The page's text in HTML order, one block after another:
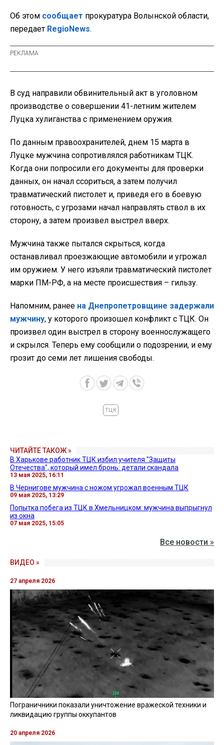
Об этом сообщает прокуратура Волынской области,
передает RegioNews.
В суд направили обвинительный акт в уголовном
производстве о совершении 41-летним жителем
Луцка хулиганства с применением оружия.
По данным правоохранителей, днем 15 марта в
Луцке мужчина сопротивлялся работникам ТЦК.
Когда они попросили его документы для проверки
данных, он начал ссориться, а затем получил
травматический пистолет и, приведя его в боевую
готовность, с угрозами начал направлять ствол в их
сторону, а затем произвел выстрел вверх.
Мужчина также пытался скрыться, когда
останавливал проезжающие автомобили и угрожал
им оружием. У него изъяли травматический пистолет
марки ПМ-РФ, а на месте происшествия – гильзу.
Напомним, ранее на Днепропетровщине задержали
мужчину, у которого произошел конфликт с ТЦК. Он
произвел один выстрел в сторону военнослужащего
и скрылся. Теперь ему сообщили о подозрении, и ему
грозит до семи лет лишения свободы.
ТЦК
ЧИТАЙТЕ ТАКОЖ »
В Харькове работник ТЦК избил учителя "Защиты
Отечества", который имел бронь: детали скандала
13 мая 2025, 16:11
В Чернигове мужчина с ножом угрожал военным ТЦК
09 мая 2025, 13:29
Попытка побега из ТЦК в Хмельницком: мужчина выпрыгнул
из окна
07 мая 2025, 15:05
Все новости »
ВИДЕО »
27 апреля 2026
Пограничники показали уничтожение вражеской техники и
ликвидацию группы оккупантов
20 апреля 2026